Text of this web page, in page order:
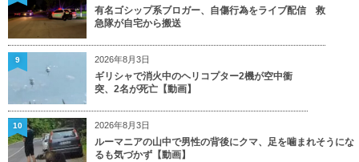
有名ゴシップ系ブロガー、自傷行為をライブ配信 救
急隊が自宅から搬送
2026年8月3日
ギリシャで消火中のヘリコプター2機が空中衝
突、2名が死亡【動画】
9
2026年8月3日
ルーマニアの山中で男性の背後にクマ、足を噛まれそうにな
るも気づかず【動画】
10